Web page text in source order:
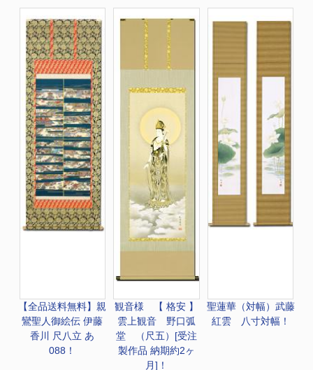
【全品送料無料】親
鸞聖人御絵伝 伊藤
香川 尺八立 あ
088！
観音様 【 格安 】
雲上観音 野口弧
堂 （尺五）[受注
製作品 納期約2ヶ
月]！
聖蓮華（対幅）武藤
紅雲 八寸対幅！